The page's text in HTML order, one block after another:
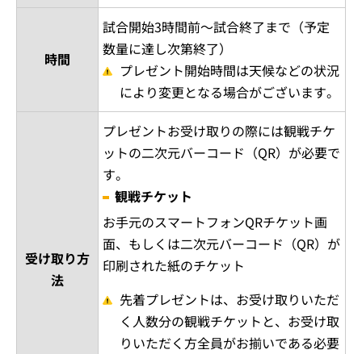
時間
試合開始3時間前～試合終了まで（予定
数量に達し次第終了）
プレゼント開始時間は天候などの状況
により変更となる場合がございます。
受け取り方
法
プレゼントお受け取りの際には観戦チケ
ットの二次元バーコード（QR）が必要で
す。
観戦チケット
お手元のスマートフォンQRチケット画
面、もしくは二次元バーコード（QR）が
印刷された紙のチケット
先着プレゼントは、お受け取りいただ
く人数分の観戦チケットと、お受け取
りいただく方全員がお揃いである必要